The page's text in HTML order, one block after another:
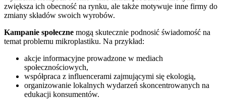
zwiększa ich obecność na rynku, ale także motywuje inne firmy do
zmiany składów swoich wyrobów.
Kampanie społeczne mogą skutecznie podnosić świadomość na
temat problemu mikroplastiku. Na przykład:
akcje informacyjne prowadzone w mediach
społecznościowych,
współpraca z influencerami zajmującymi się ekologią,
organizowanie lokalnych wydarzeń skoncentrowanych na
edukacji konsumentów.